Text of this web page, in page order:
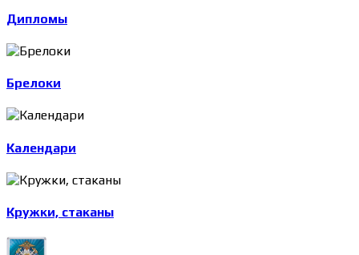
Дипломы
Брелоки
Календари
Кружки, стаканы